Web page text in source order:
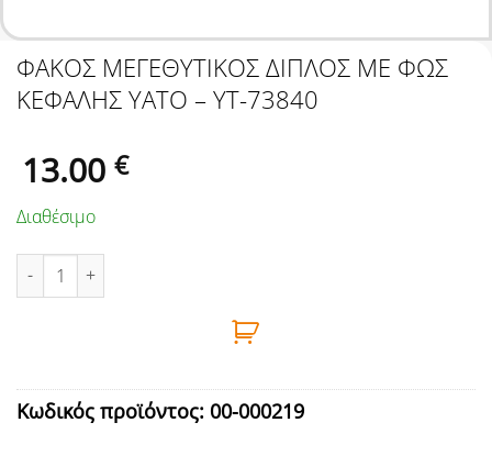
ΦΑΚΟΣ ΜΕΓΕΘΥΤΙΚΟΣ ΔΙΠΛΟΣ ΜΕ ΦΩΣ
ΚΕΦΑΛΗΣ YATO – ΥΤ-73840
13.00 €
Διαθέσιμο
ΦΑΚΟΣ ΜΕΓΕΘΥΤΙΚΟΣ ΔΙΠΛΟΣ ΜΕ ΦΩΣ ΚΕΦΑΛΗΣ YATO - ΥΤ-
Κωδικός προϊόντος: 00-000219